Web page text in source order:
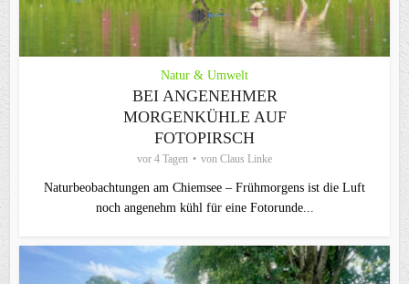
Natur & Umwelt
BEI ANGENEHMER
MORGENKÜHLE AUF
FOTOPIRSCH
vor 4 Tagen von Claus Linke
Naturbeobachtungen am Chiemsee – Frühmorgens ist die Luft
noch angenehm kühl für eine Fotorunde...